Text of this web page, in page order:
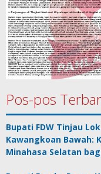
Pos-pos
Bupati FDW Tinjau
Kawangkoan Bawah:
Minahasa Selatan